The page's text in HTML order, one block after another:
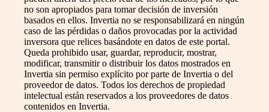
no son apropiados para tomar decisión de inversión
basados en ellos. Invertia no se responsabilizará en ningún
caso de las pérdidas o daños provocadas por la actividad
inversora que relices basándote en datos de este portal.
Queda prohibido usar, guardar, reproducir, mostrar,
modificar, transmitir o distribuir los datos mostrados en
Invertia sin permiso explícito por parte de Invertia o del
proveedor de datos. Todos los derechos de propiedad
intelectual están reservados a los proveedores de datos
contenidos en Invertia.